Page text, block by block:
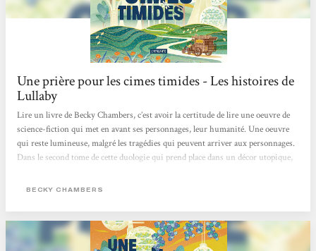
Une prière pour les cimes timides - Les histoires de
Lullaby
Lire un livre de Becky Chambers, c’est avoir la certitude de lire une oeuvre de
science-fiction qui met en avant ses personnages, leur humanité. Une oeuvre
qui reste lumineuse, malgré les tragédies qui peuvent arriver aux personnages.
Dans le second tome de cette duologie qui prend place dans un décor utopique,
société idéale, une amitié improbable, des questionnements philosophiques qui
où j’aurais besoin de souffler. Je l’ai entamée...
BECKY CHAMBERS